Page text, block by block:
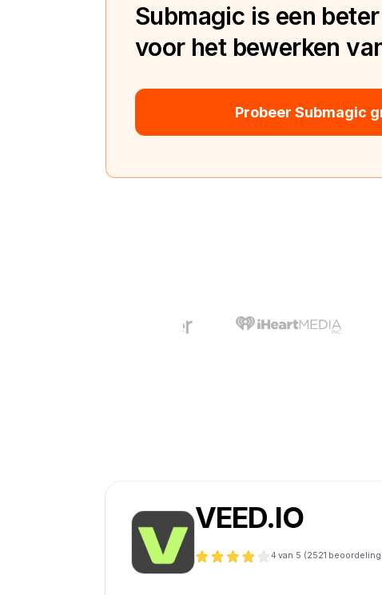
Submagic is een
voor het bewerken
Probeer Submagic
VEED.IO
4 van 5 (2521